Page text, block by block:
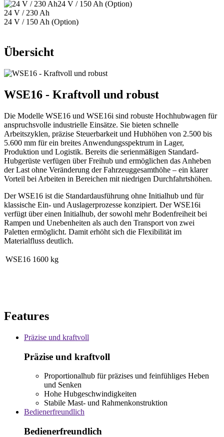
24 V / 230 Ah
24 V / 150 Ah (Option)
Übersicht
WSE16 - Kraftvoll und robust
Die Modelle WSE16 und WSE16i sind robuste Hochhubwagen für
anspruchsvolle industrielle Einsätze. Sie bieten schnelle
Arbeitszyklen, präzise Steuerbarkeit und Hubhöhen von 2.500 bis
5.600 mm für ein breites Anwendungsspektrum in Lager,
Produktion und Logistik. Bereits die serienmäßigen Standard-
Hubgerüste verfügen über Freihub und ermöglichen das Anheben
der Last ohne Veränderung der Fahrzeuggesamthöhe – ein klarer
Vorteil bei Arbeiten in Bereichen mit niedrigen Durchfahrtshöhen.
Der WSE16 ist die Standardausführung ohne Initialhub und für
klassische Ein- und Auslagerprozesse konzipiert. Der WSE16i
verfügt über einen Initialhub, der sowohl mehr Bodenfreiheit bei
Rampen und Unebenheiten als auch den Transport von zwei
Paletten ermöglicht. Damit erhöht sich die Flexibilität im
Materialfluss deutlich.
WSE16 1600 kg
Features
Präzise und kraftvoll
Präzise und kraftvoll
Proportionalhub für präzises und feinfühliges Heben
und Senken
Hohe Hubgeschwindigkeiten
Stabile Mast- und Rahmenkonstruktion
Bedienerfreundlich
Bedienerfreundlich